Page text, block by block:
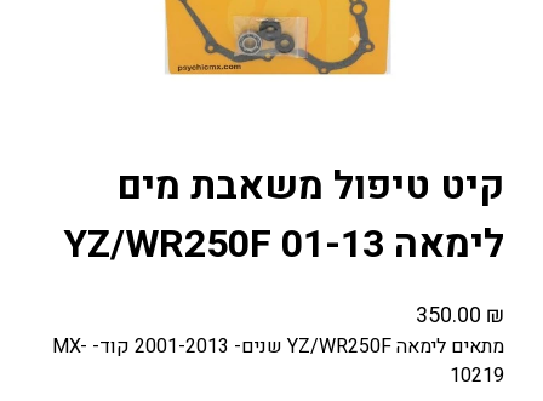
קיט טיפול משאבת מים
לימאה YZ/WR250F 01-13
350.00 ₪
מתאים לימאה YZ/WR250F שנים- 2001-2013 קוד- MX-
10219